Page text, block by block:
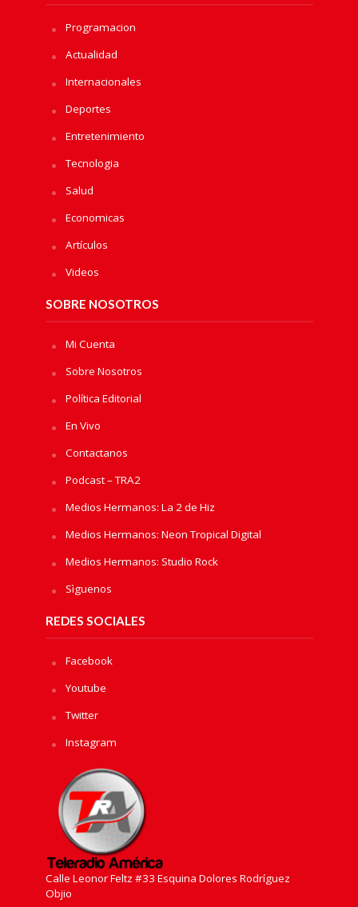
Programacion
Actualidad
Internacionales
Deportes
Entretenimiento
Tecnologia
Salud
Economicas
Artículos
Videos
SOBRE NOSOTROS
Mi Cuenta
Sobre Nosotros
Política Editorial
En Vivo
Contactanos
Podcast – TRA2
Medios Hermanos: La 2 de Hiz
Medios Hermanos: Neon Tropical Digital
Medios Hermanos: Studio Rock
Sìguenos
REDES SOCIALES
Facebook
Youtube
Twitter
Instagram
Calle Leonor Feltz #33 Esquina Dolores Rodríguez
Objio